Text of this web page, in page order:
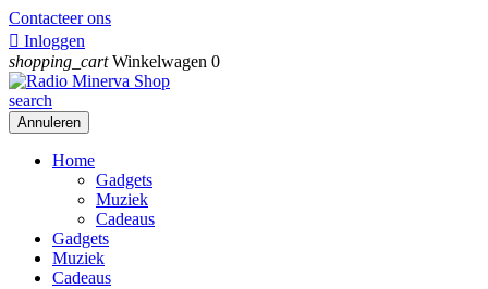
Contacteer ons
 Inloggen
shopping_cart Winkelwagen 0
search
Annuleren
Home
Gadgets
Muziek
Cadeaus
Gadgets
Muziek
Cadeaus